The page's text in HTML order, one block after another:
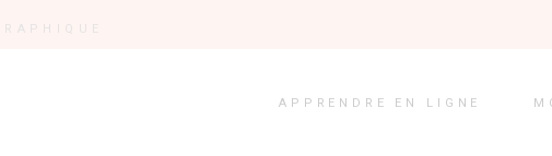
APPRENDRE EN LIGNE